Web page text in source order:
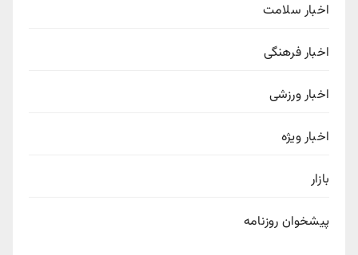
اخبار سلامت
اخبار فرهنگی
اخبار ورزشی
اخبار ویژه
بازار
پیشخوان روزنامه